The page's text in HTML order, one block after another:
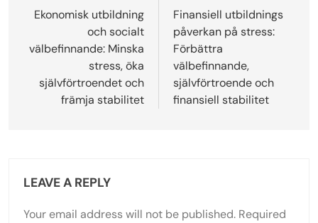
navigation
Ekonomisk utbildning
och socialt
välbefinnande: Minska
stress, öka
självförtroendet och
främja stabilitet
Finansiell utbildnings
påverkan på stress:
Förbättra
välbefinnande,
självförtroende och
finansiell stabilitet
LEAVE A REPLY
Your email address will not be published. Required